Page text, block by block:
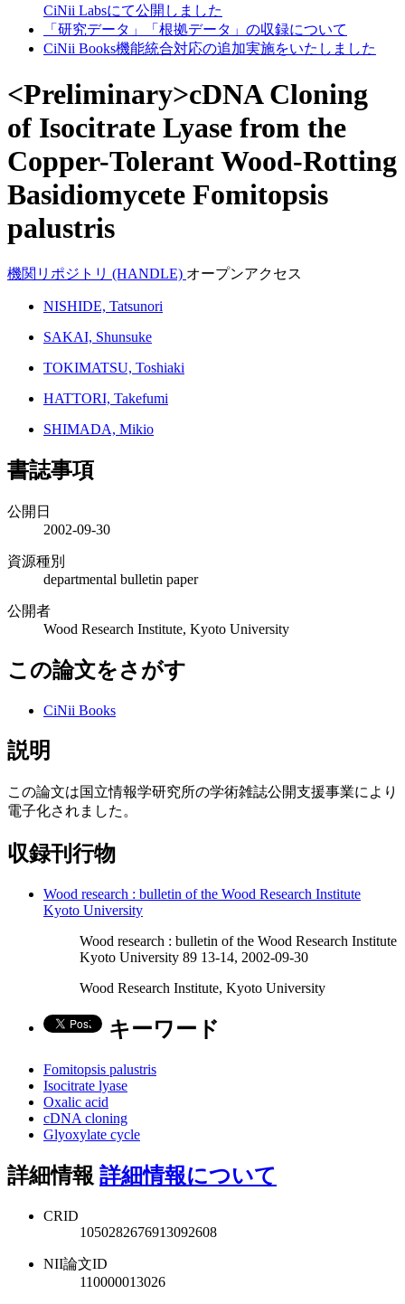
CiNii Labsにて公開しました
「研究データ」「根拠データ」の収録について
CiNii Books機能統合対応の追加実施をいたしました
<Preliminary>cDNA Cloning
of Isocitrate Lyase from the
Copper-Tolerant Wood-Rotting
Basidiomycete Fomitopsis
palustris
機関リポジトリ (HANDLE) オープンアクセス
NISHIDE, Tatsunori
SAKAI, Shunsuke
TOKIMATSU, Toshiaki
HATTORI, Takefumi
SHIMADA, Mikio
書誌事項
公開日
2002-09-30
資源種別
departmental bulletin paper
公開者
Wood Research Institute, Kyoto University
この論文をさがす
CiNii Books
説明
この論文は国立情報学研究所の学術雑誌公開支援事業により
電子化されました。
収録刊行物
Wood research : bulletin of the Wood Research Institute
Kyoto University
Wood research : bulletin of the Wood Research Institute
Kyoto University 89 13-14, 2002-09-30
Wood Research Institute, Kyoto University
キーワード
Fomitopsis palustris
Isocitrate lyase
Oxalic acid
cDNA cloning
Glyoxylate cycle
詳細情報 詳細情報について
CRID
1050282676913092608
NII論文ID
110000013026